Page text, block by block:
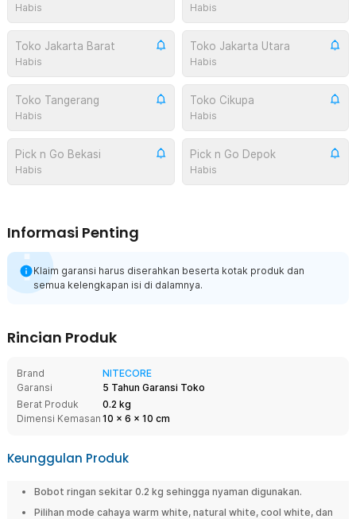
Habis Habis
Toko Jakarta Barat
Habis
Toko Jakarta Utara
Habis
Toko Tangerang
Habis
Toko Cikupa
Habis
Pick n Go Bekasi
Habis
Pick n Go Depok
Habis
Informasi Penting
Klaim garansi harus diserahkan beserta kotak produk dan
semua kelengkapan isi di dalamnya.
Rincian Produk
Brand
NITECORE
Garansi
5 Tahun Garansi Toko
Berat Produk
0.2 kg
Dimensi Kemasan 10 x 6 x 10 cm
Keunggulan Produk
Bobot ringan sekitar 0.2 kg sehingga nyaman digunakan.
Pilihan mode cahaya warm white, natural white, cool white, dan